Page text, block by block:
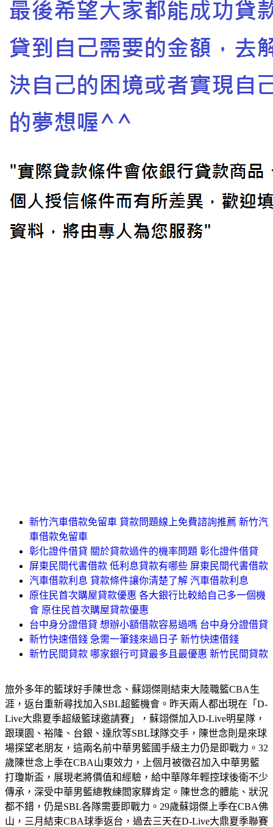
新竹汽車借款免留車 貸款問題線上免費諮詢推薦 新竹汽
車借款免留車
彰化證件借貸 關於貸款過件的機率問題 彰化證件借貸
屏東民間代書借款 低利息貸款有哪些 屏東民間代書借款
汽車借款利息 貸款條件讓你清楚了解 汽車借款利息
原住民首次購屋貸款優惠 各大銀行比較給自己多一個機
會 原住民首次購屋貸款優惠
台中身分證借貸 想辦小額借款容易過嗎 台中身分證借貸
新竹快速借錢 急需一筆錢來過日子 新竹快速借錢
新竹民間貸款 哪家銀行可貸最多且最優惠 新竹民間貸款
旅外多年的籃球好手陳世念、蘇翊傑剛結束大陸職籃CBA生
涯，返台重新尋找加入SBL超籃機會。昨天兩人都出現在「D-
Live大鼎夏季超級籃球邀請賽」，蘇翊傑加入D-Live明星隊，
跟璞園、裕隆、台銀、達欣等SBL球隊交手，陳世念則是來球
場探望老朋友，這兩名前中華男籃國手級主力仍是即戰力。32
歲陳世念上季在CBA山東效力，上個月被徵召加入中華男籃
打瓊斯盃，展現老將價值和經驗，給中華隊年輕控球後衛不少
傳承，深受中華男籃總教練閻家驊肯定。陳世念的體能、狀況
都不錯，仍是SBL各隊需要即戰力。29歲蘇翊傑上季在CBA佛
山，三月結束CBA球季返台，過去三天在D-Live大鼎夏季聯賽